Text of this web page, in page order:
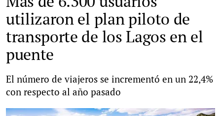
utilizaron el plan piloto de
transporte de los Lagos en el
puente
El número de viajeros se incrementó en un 22,4%
con respecto al año pasado